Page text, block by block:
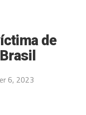
de
6, 2023